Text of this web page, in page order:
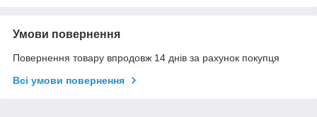
Умови повернення
Повернення товару впродовж 14 днів за рахунок покупця
Всі умови повернення